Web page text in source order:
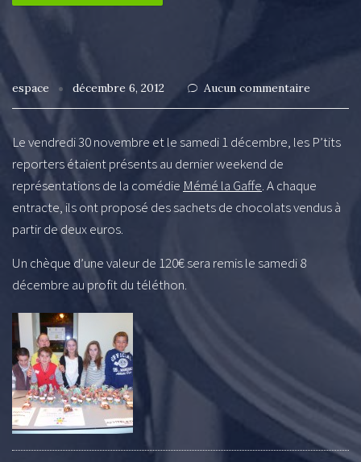
espace décembre 6, 2012 Aucun commentaire
Le vendredi 30 novembre et le samedi 1 décembre, les P’tits
reporters étaient présents au dernier weekend de
représentations de la comédie Mémé la Gaffe. A chaque
entracte, ils ont proposé des sachets de chocolats vendus à
partir de deux euros.
Un chèque d’une valeur de 120€ sera remis le samedi 8
décembre au profit du téléthon.